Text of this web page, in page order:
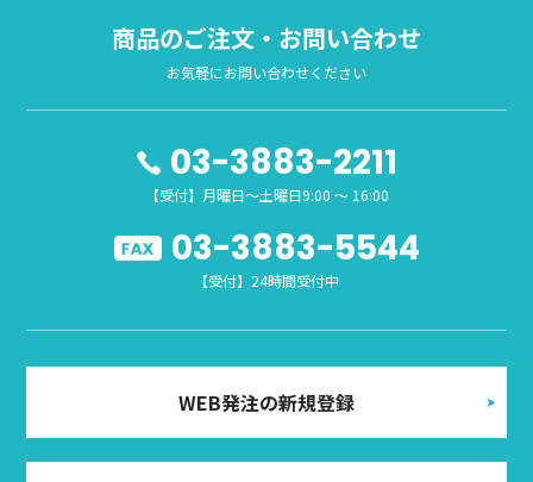
商品のご注文・お問い合わせ
お気軽にお問い合わせください
03-3883-2211
【受付】月曜日～土曜日9:00 ～ 16:00
03-3883-5544
【受付】24時間受付中
WEB発注の新規登録